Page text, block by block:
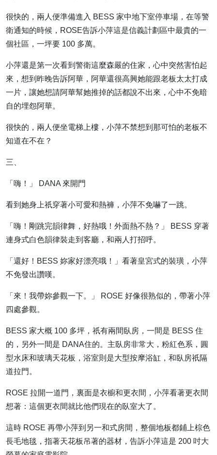
很快的，兩人便準備進入 BESS 家中地下室停車場，在等警
衛通知的時候，ROSE告訴小萍這是信義計劃區中最貴的一
個社區，一坪要 100 多萬。
小萍還是第一次看到警衛這麼森嚴的住家，心中突然害怕起
來，想到昨晚告訴阿華，阿華還很高興她能跟老板太太打成
一片，讓她想請阿華幫她推掉的話都說不出來，心中不免暗
自的埋怨阿華。
很快的，兩人便坐電梯上樓，小萍不禁想到那可怕的老板不
知道在不在？
三、
「嗨！」 DANA 來開門
看到她身上祇穿著小可愛和熱褲，小萍不免嚇了一跳。
「嗨！剛跳完韻律舞，好熱哦！外面熱不熱？」 BESS 穿著
連身式白色韻律裝走到客廳，和兩人打招呼。
「還好！BESS 妳家好漂亮哦！」看著皇宮式的裝璜，小萍
不免發出讚嘆。
「來！我帶妳參觀一下。」 ROSE 好像很熟似的，帶著小萍
四處參觀。
BESS 家大概 100 多坪，祇有兩間臥房，一間是 BESS 住
的，另外一間是 DANA住的。主臥房非常大，粉紅色系，圓
型水床和玻璃天花板，浴室則是大型按摩浴缸，和臥房祇隔
道拉門。
ROSE 拉開一道門，裏面是衣櫥和更衣間，小萍看著更衣間
想著：這個更衣間就比他們現在的臥室大了。
這時 ROSE 再帶小萍到另一和式房間，整個地板都鋪上棕色
長毛地毯，指著天花板吊著的器材，告訴小萍這是 200 吋大